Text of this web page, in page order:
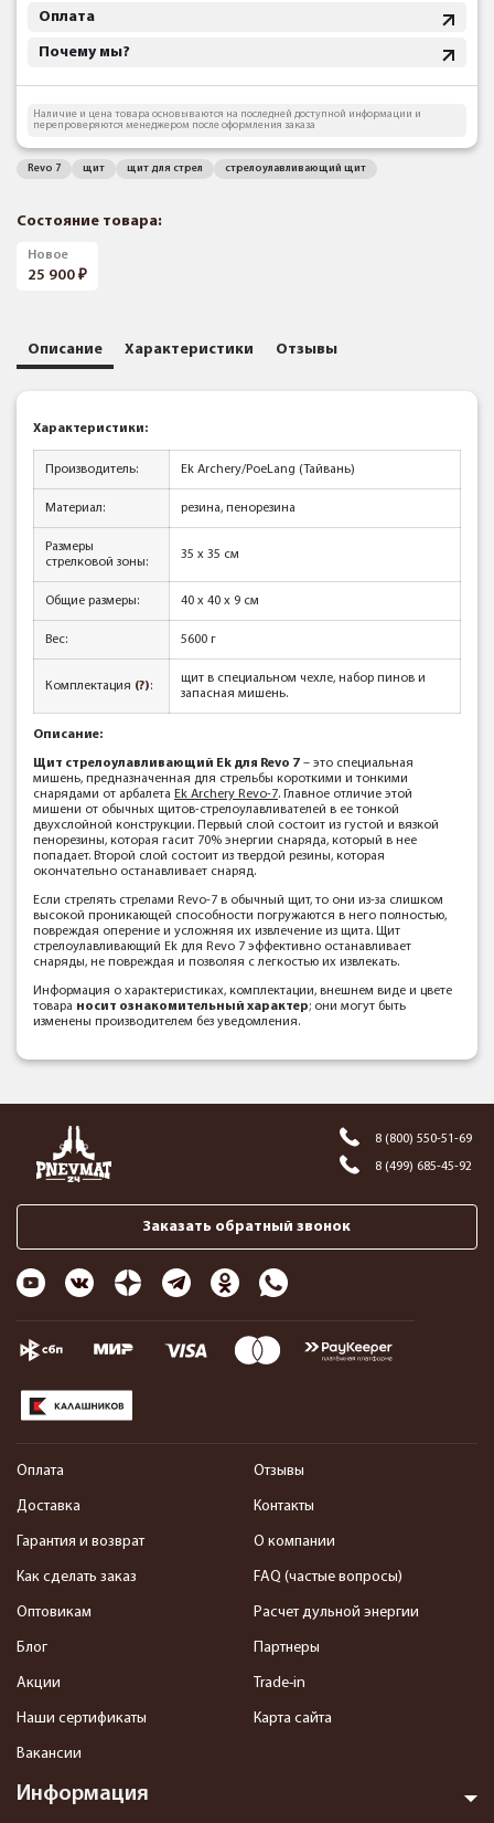
Оплата
Почему мы?
Наличие и цена товара основываются на последней доступной информации и
перепроверяются менеджером после оформления заказа
Revo 7 щит щит для стрел стрелоулавливающий щит
Состояние товара:
Новое
25 900
Описание Характеристики Отзывы
Характеристики:
Производитель: Ek Archery/PoeLang (Тайвань)
Материал: резина, пенорезина
Размеры
стрелковой зоны:
35 х 35 см
Общие размеры: 40 х 40 х 9 см
Вес: 5600 г
Комплектация (?):
щит в специальном чехле, набор пинов и
запасная мишень.
Описание:
Щит стрелоулавливающий Ek для Revo 7 – это специальная
мишень, предназначенная для стрельбы короткими и тонкими
снарядами от арбалета Ek Archery Revo-7. Главное отличие этой
мишени от обычных щитов-стрелоулавливателей в ее тонкой
двухслойной конструкции. Первый слой состоит из густой и вязкой
пенорезины, которая гасит 70% энергии снаряда, который в нее
попадает. Второй слой состоит из твердой резины, которая
окончательно останавливает снаряд.
Если стрелять стрелами Revo-7 в обычный щит, то они из-за слишком
высокой проникающей способности погружаются в него полностью,
повреждая оперение и усложняя их извлечение из щита. Щит
стрелоулавливающий Ek для Revo 7 эффективно останавливает
снаряды, не повреждая и позволяя с легкостью их извлекать.
Информация о характеристиках, комплектации, внешнем виде и цвете
товара носит ознакомительный характер; они могут быть
изменены производителем без уведомления.
8 (800) 550-51-69
8 (499) 685-45-92
Заказать обратный звонок
Информация
Оплата
Доставка
Гарантия и возврат
Как сделать заказ
Оптовикам
Блог
Акции
Наши сертификаты
Вакансии
Отзывы
Контакты
О компании
FAQ (частые вопросы)
Расчет дульной энергии
Партнеры
Trade-in
Карта сайта